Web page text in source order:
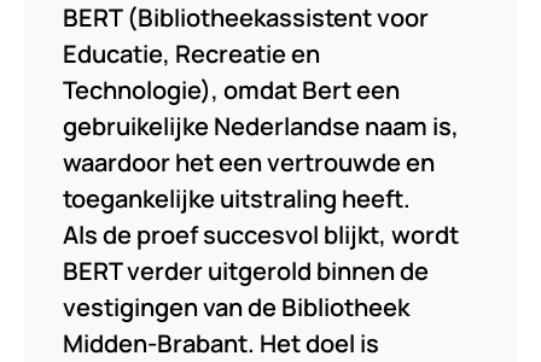
BERT (Bibliotheekassistent voor
Educatie, Recreatie en
Technologie), omdat Bert een
gebruikelijke Nederlandse naam is,
waardoor het een vertrouwde en
toegankelijke uitstraling heeft.
Als de proef succesvol blijkt, wordt
BERT verder uitgerold binnen de
vestigingen van de Bibliotheek
Midden-Brabant. Het doel is